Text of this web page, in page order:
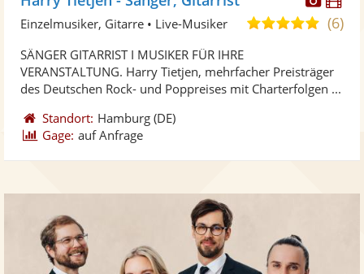
5,0
Sternen
(6)
Einzelmusiker, Gitarre • Live-Musiker
SÄNGER GITARRIST I MUSIKER FÜR IHRE
VERANSTALTUNG. Harry Tietjen, mehrfacher Preisträger
des Deutschen Rock- und Poppreises mit Charterfolgen ...
Standort: Hamburg (DE)
Gage: auf Anfrage